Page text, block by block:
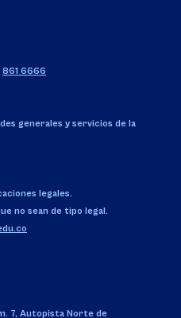
861 6666
generales y servicios de la
legales.
no sean de tipo legal.
7, Autopista Norte de